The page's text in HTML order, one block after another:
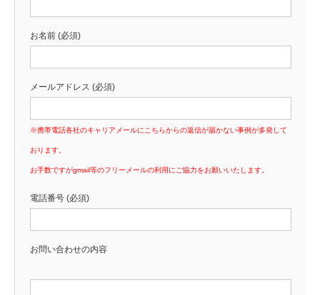
お名前 (必須)
メールアドレス (必須)
※携帯電話各社のキャリアメールにこちらからの返信が届かない事例が多発して
おります。
お手数ですがgmail等のフリーメールの利用にご協力をお願いいたします。
電話番号 (必須)
お問い合わせの内容